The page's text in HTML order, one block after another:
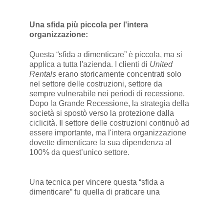
Una sfida più piccola per l'intera
organizzazione:
Questa “sfida a dimenticare” è piccola, ma si
applica a tutta l'azienda. I clienti di United
Rentalserano storicamente concentrati solo
nel settore delle costruzioni, settore da
sempre vulnerabile nei periodi di recessione.
Dopo la Grande Recessione, la strategia della
società si spostò verso la protezione dalla
ciclicità. Il settore delle costruzioni continuò ad
essere importante, ma l'intera organizzazione
dovette dimenticare la sua dipendenza al
100% da quest’unico settore.
Una tecnica per vincere questa “sfida a
dimenticare” fu quella di praticare una